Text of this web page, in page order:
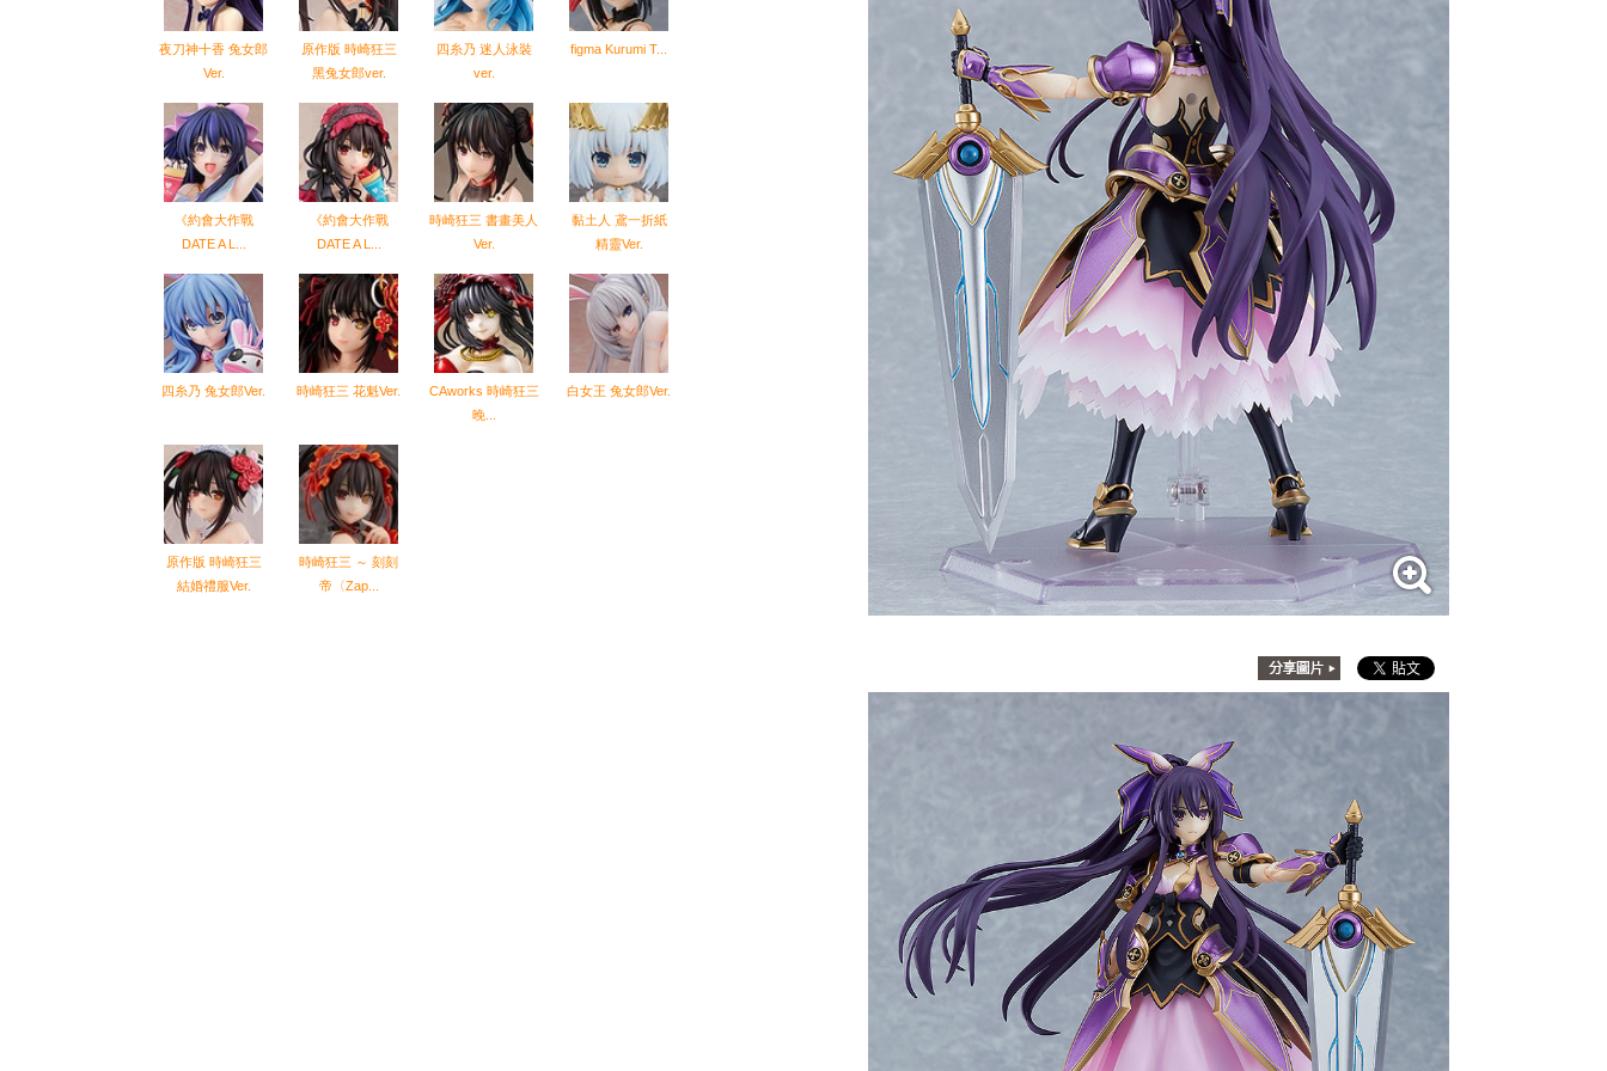
夜刀神十香 兔女郎
Ver.
原作版 時崎狂三
黑兔女郎ver.
四糸乃 迷人泳裝
ver.
figma Kurumi T...
《約會大作戰
DATE A L...
《約會大作戰
DATE A L...
時崎狂三 書畫美人
Ver.
黏土人 鳶一折紙
精靈Ver.
四糸乃 兔女郎Ver. 時崎狂三 花魁Ver.
CAworks 時崎狂三
晚...
白女王 兔女郎Ver.
原作版 時崎狂三
結婚禮服Ver.
時崎狂三 ～ 刻刻
帝〈Zap...